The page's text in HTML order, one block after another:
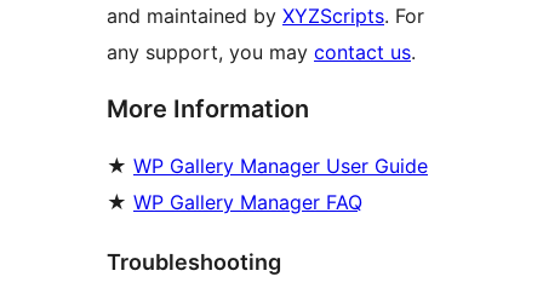
and maintained by XYZScripts. For
any support, you may contact us.
More Information
★ WP Gallery Manager User Guide
★ WP Gallery Manager FAQ
Troubleshooting